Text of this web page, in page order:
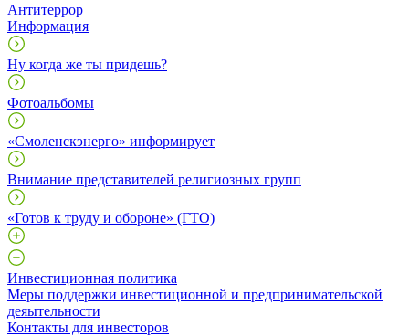
Антитеррор
Информация
Ну когда же ты придешь?
Фотоальбомы
«Смоленскэнерго» информирует
Внимание представителей религиозных групп
«Готов к труду и обороне» (ГТО)
Инвестиционная политика
Меры поддержки инвестиционной и предпринимательской
деяытельности
Контакты для инвесторов